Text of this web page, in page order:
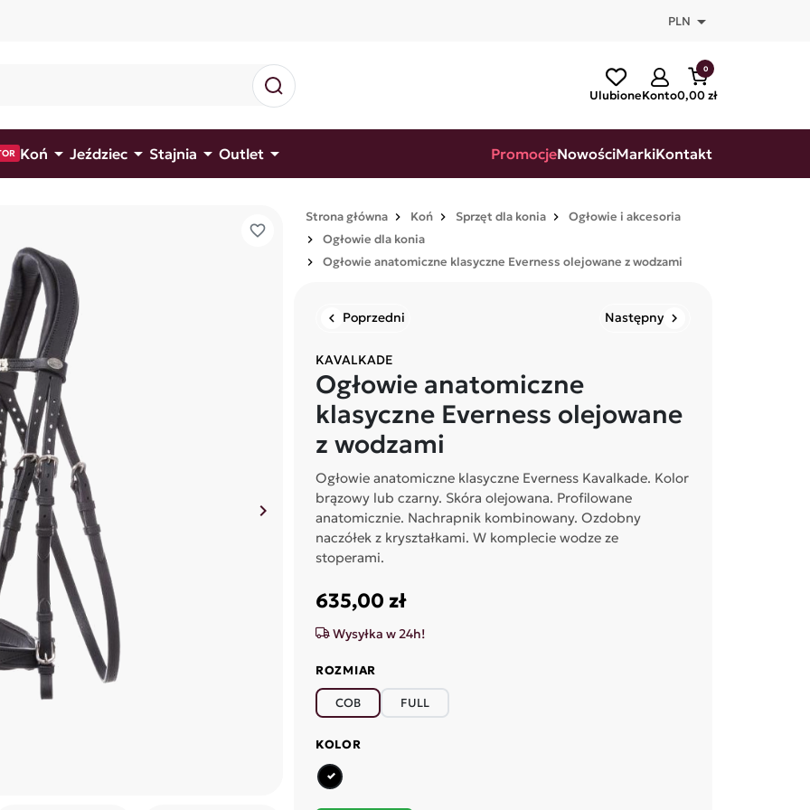
PLN 
UlubioneKonto
0
0,00 zł
Koń  Jeździec  Stajnia  Outlet  PromocjeNowościMarkiKontakt
favorite_border
Następny
keyboard_arrow_right
Strona główna Koń Sprzęt dla konia
Ogłowie i akcesoria
Ogłowie dla konia
Ogłowie anatomiczne klasyczne Everness olejowane z wodzami
chevron_left Poprzedni Następny chevron_right
KAVALKADE
Ogłowie anatomiczne
klasyczne Everness olejowane
z wodzami
Ogłowie anatomiczne klasyczne Everness Kavalkade. Kolor
brązowy lub czarny. Skóra olejowana. Profilowane
anatomicznie. Nachrapnik kombinowany. Ozdobny
naczółek z kryształkami. W komplecie wodze ze
stoperami.
635,00 zł
Wysyłka w 24h!
ROZMIAR
COB FULL
KOLOR
czarny